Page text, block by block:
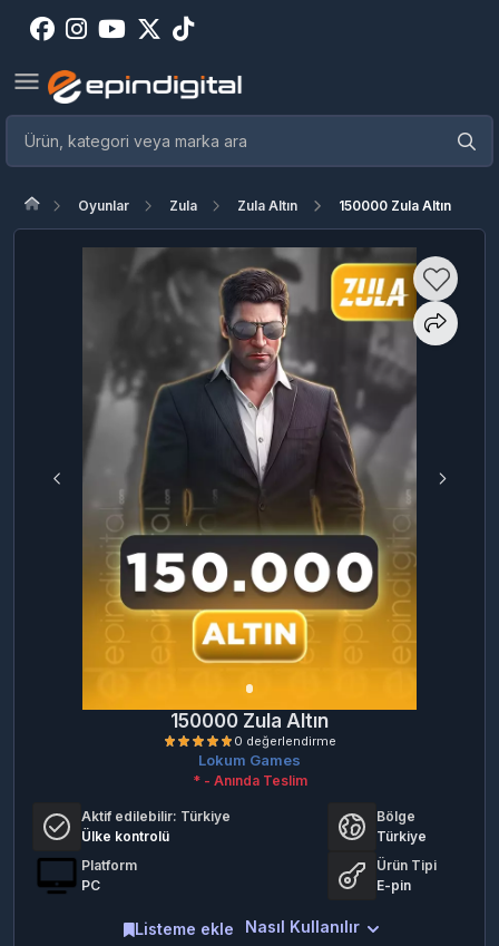
Oyunlar Zula Zula Altın 150000 Zula Altın
150000 Zula Altın
0 değerlendirme
Lokum Games
* - Anında Teslim
Aktif edilebilir: Türkiye
Ülke kontrolü
Bölge
Türkiye
Platform
PC
Ürün Tipi
E-pin
Nasıl Kullanılır
Listeme ekle